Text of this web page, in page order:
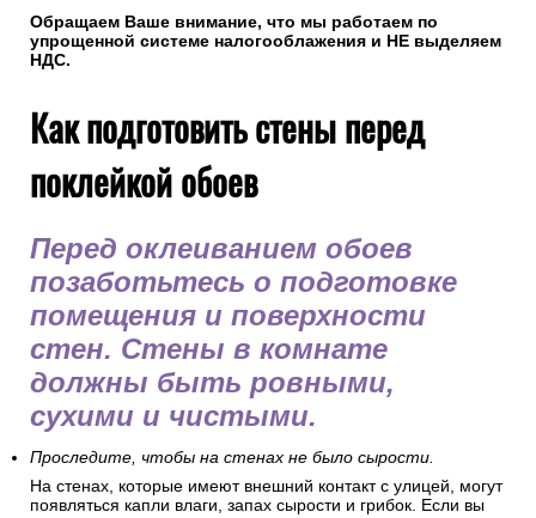
Обращаем Ваше внимание, что мы работаем по
упрощенной системе налогооблажения и НЕ выделяем
НДС.
Как подготовить стены перед
поклейкой обоев
Перед оклеиванием обоев
позаботьтесь о подготовке
помещения и поверхности
стен. Стены в комнате
должны быть ровными,
сухими и чистыми.
Проследите, чтобы на стенах не было сырости.
На стенах, которые имеют внешний контакт с улицей, могут
появляться капли влаги, запах сырости и грибок. Если вы